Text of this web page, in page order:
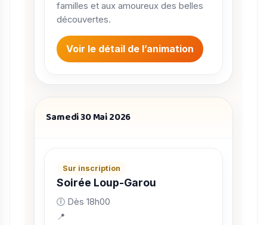
familles et aux amoureux des belles
découvertes.
Voir le détail de l’animation
Samedi 30 Mai 2026
Sur inscription
Soirée Loup-Garou
🕕 Dès 18h00
📍